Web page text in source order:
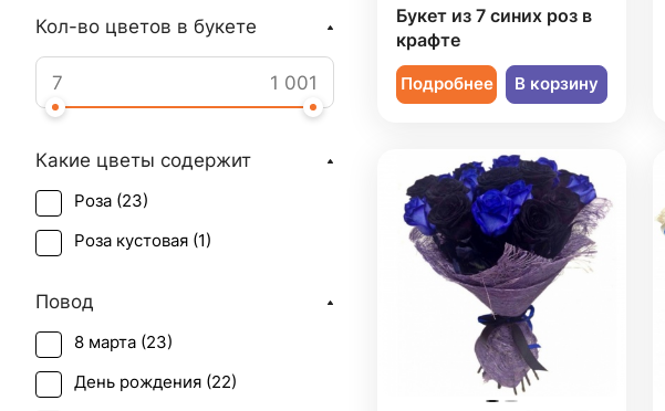
Букет из 7 синих роз в
крафте
Подробнее В корзину
Кол-во цветов в букете
Какие цветы содержит
Роза (23)
Роза кустовая (1)
Повод
8 марта (23)
День рождения (22)